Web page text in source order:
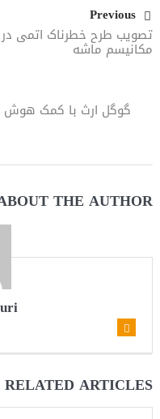
Previous
تصویب طرح خطرناک اتمی
مکانیسم ماشه
گوگل ارث با کمک هوش
THE AUTHOR
RELATED ARTICLES